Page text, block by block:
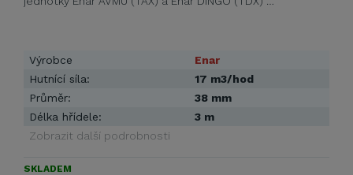
Výrobce
Enar
Hutnící síla:
17 m3/hod
Průměr:
38 mm
Délka hřídele:
3 m
Zobrazit další podrobnosti
SKLADEM